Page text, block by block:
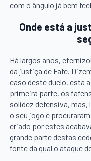
com o ângulo já bem
Onde está a
Há largos anos,
da justiça de Fafe.
caso deste duelo, esta
primeira parte, os
solidez defensiva, mas,
o seu jogo e
criado por estes
grande parte destas
fonte da qual o ataque